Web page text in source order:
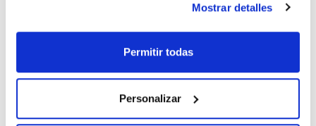
Mostrar detalles
Permitir todas
Personalizar
productos marca Scharlau habitualmente en stock,